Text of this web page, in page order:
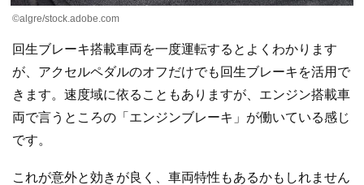
©algre/stock.adobe.com
回生ブレーキ搭載車両を一度運転するとよくわかります
が、アクセルペダルのオフだけでも回生ブレーキを活用で
きます。速度域に依ることもありますが、エンジン搭載車
両で言うところの「エンジンブレーキ」が働いている感じ
です。
これが意外と効きが良く、車両特性もあるかもしれません